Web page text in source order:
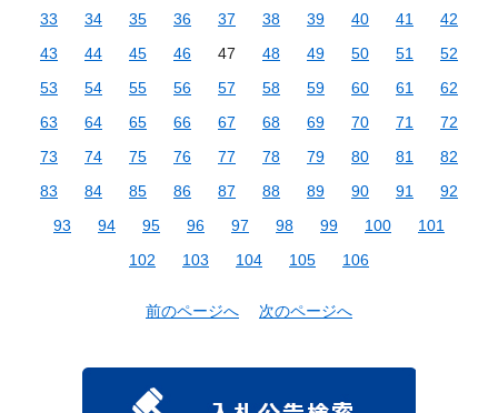
33
34 35 36 37 38 39 40 41
42
43
44 45 46 47 48 49 50 51
52
53
54 55 56 57 58 59 60 61
62
63
64 65 66 67 68 69 70 71
72
73
74 75 76 77 78 79 80 81
82
83
84 85 86 87 88 89 90 91
92
93
94 95 96 97 98 99 100
101
102
103 104 105 106
前のページへ 次のページへ